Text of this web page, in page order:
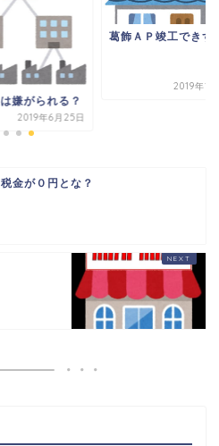
嫌がられる？
2019年6月25日
葛飾ＡＰ竣工できず
2019年1
金が０円とな？
HOME
書籍出版
問い合わせ